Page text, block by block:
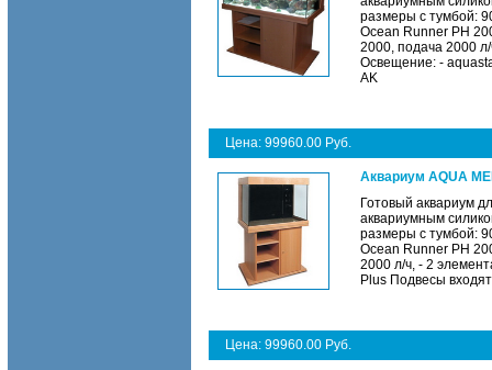
размеры с тумбой:
Ocean Runner PH
2000, подача 2000
Освещение: -
AK
Цена: 99960.00 Руб.
Аквариум AQUA
Готовый аквариум
аквариумным
размеры с тумбой:
Ocean Runner PH
2000 л/ч, - 2
Plus Подвесы входят
Цена: 99960.00 Руб.